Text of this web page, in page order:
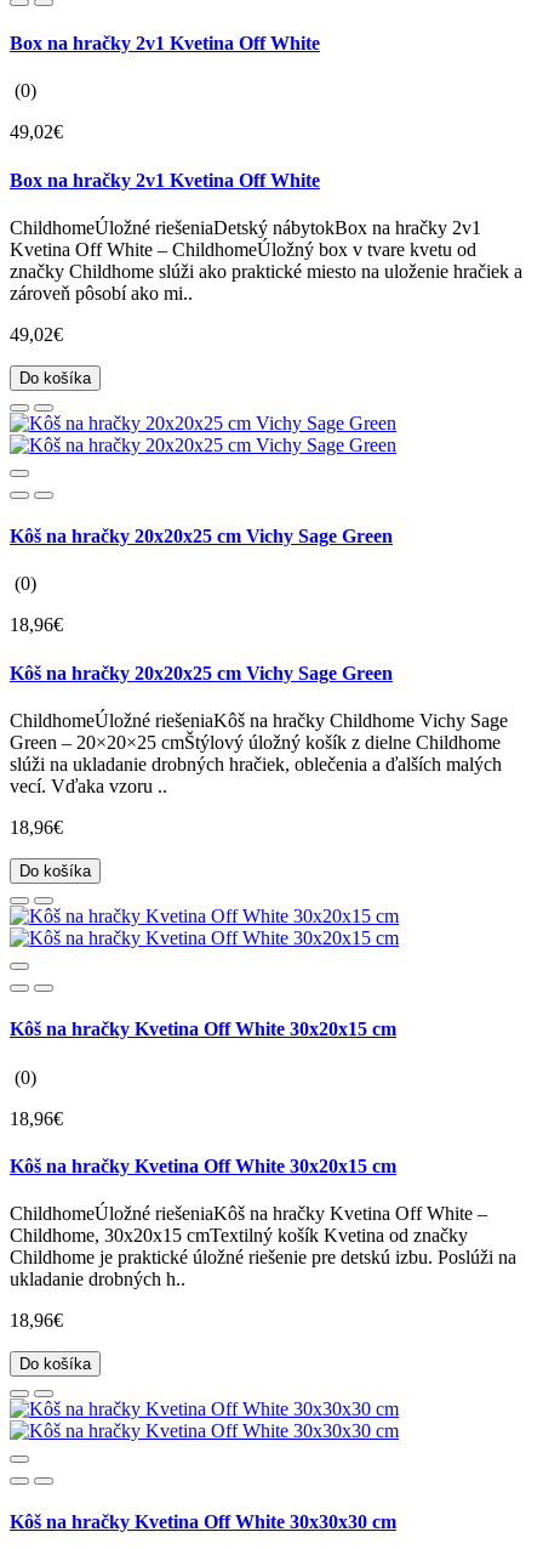
Box na hračky 2v1 Kvetina Off White
(0)
49,02€
Box na hračky 2v1 Kvetina Off White
ChildhomeÚložné riešeniaDetský nábytokBox na hračky 2v1
Kvetina Off White – ChildhomeÚložný box v tvare kvetu od
značky Childhome slúži ako praktické miesto na uloženie hračiek a
zároveň pôsobí ako mi..
49,02€
Do košíka
Kôš na hračky 20x20x25 cm Vichy Sage Green
(0)
18,96€
Kôš na hračky 20x20x25 cm Vichy Sage Green
ChildhomeÚložné riešeniaKôš na hračky Childhome Vichy Sage
Green – 20×20×25 cmŠtýlový úložný košík z dielne Childhome
slúži na ukladanie drobných hračiek, oblečenia a ďalších malých
vecí. Vďaka vzoru ..
18,96€
Do košíka
Kôš na hračky Kvetina Off White 30x20x15 cm
(0)
18,96€
Kôš na hračky Kvetina Off White 30x20x15 cm
ChildhomeÚložné riešeniaKôš na hračky Kvetina Off White –
Childhome, 30x20x15 cmTextilný košík Kvetina od značky
Childhome je praktické úložné riešenie pre detskú izbu. Poslúži na
ukladanie drobných h..
18,96€
Do košíka
Kôš na hračky Kvetina Off White 30x30x30 cm